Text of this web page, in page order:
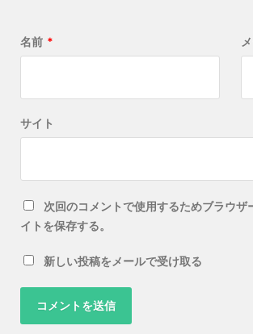
名前 *
サイト
次回のコメントで使用するためブラウ
イトを保存する。
新しい投稿をメールで受け取る